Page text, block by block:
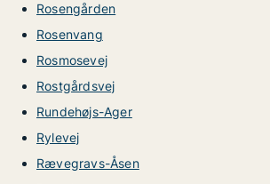
Rosengården
Rosenvang
Rosmosevej
Rostgårdsvej
Rundehøjs-Ager
Rylevej
Rævegravs-Åsen